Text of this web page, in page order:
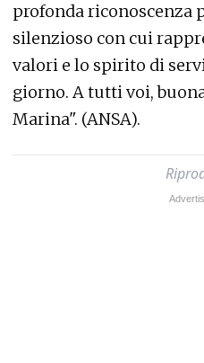
profonda riconoscenza
silenzioso con cui
valori e lo spirito di
giorno. A tutti voi,
Marina". (ANSA).